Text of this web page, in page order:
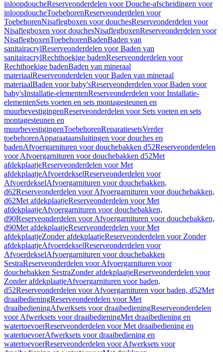
inloopdoucheReserveonderdelen voor Douche-afscheidingen voor
inloopdoucheToebehorenReserveonderdelen voor
ToebehorenNisaflegboxen voor douchesReserveonderdelen voor
Nisaflegboxen voor douchesNisaflegboxenReserveonderdelen voor
NisaflegboxenToebehorenBadenBaden van
sanitairacrylReserveonderdelen voor Baden van
sanitairacrylRechthoekige badenReserveonderdelen voor
Rechthoekige badenBaden van mineraal
materiaalReserveonderdelen voor Baden van mineraal
materiaalBaden voor baby'sReserveonderdelen voor Baden voor
baby'sInstallatie-elementenReserveonderdelen voor Installatie-
elementenSets voeten en sets montagesteunen en
muurbevestigingenReserveonderdelen voor Sets voeten en sets
montagesteunen en
muurbevestigingenToebehorenReparatiesetsVerder
toebehorenApparaataansluitingen voor douches en
badenAfvoergarnituren voor douchebakken d52Reserveonderdelen
voor Afvoergarnituren voor douchebakken d52Met
afdekplaatjeReserveonderdelen voor Met
afdekplaatjeAfvoerdekselReserveonderdelen voor
AfvoerdekselAfvoergarnituren voor douchebakken,
d62Reserveonderdelen voor Afvoergarnituren voor douchebakken,
d62Met afdekplaatjeReserveonderdelen voor Met
afdekplaatjeAfvoergarnituren voor douchebakken,
d90Reserveonderdelen voor Afvoergarnituren voor douchebakken,
d90Met afdekplaatjeReserveonderdelen voor Met
afdekplaatjeZonder afdekplaatjeReserveonderdelen voor Zonder
afdekplaatjeAfvoerdekselReserveonderdelen voor
AfvoerdekselAfvoergarnituren voor douchebakken
SestraReserveonderdelen voor Afvoergarnituren voor
douchebakken SestraZonder afdekplaatjeReserveonderdelen voor
Zonder afdekplaatjeAfvoergarnituren voor baden,
d52Reserveonderdelen voor Afvoergarnituren voor baden, d52Met
draaibedieningReserveonderdelen voor Met
draaibedieningAfwerksets voor draaibedieningReserveonderdelen
voor Afwerksets voor draaibedieningMet draaibediening en
watertoevoerReserveonderdelen voor Met draaibediening en
watertoevoerAfwerksets voor draaibediening en
watertoevoerReserveonderdelen voor Afwerksets voor